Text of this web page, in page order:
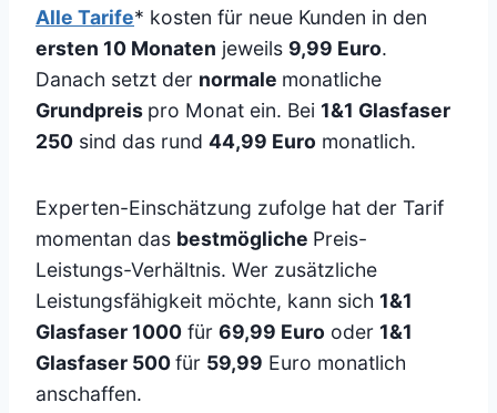
Alle Tarife* kosten für neue Kunden in den
ersten 10 Monaten jeweils 9,99 Euro.
Danach setzt der normale monatliche
Grundpreis pro Monat ein. Bei 1&1 Glasfaser
250 sind das rund 44,99 Euro monatlich.
Experten-Einschätzung zufolge hat der Tarif
momentan das bestmögliche Preis-
Leistungs-Verhältnis. Wer zusätzliche
Leistungsfähigkeit möchte, kann sich 1&1
Glasfaser 1000 für 69,99 Euro oder 1&1
Glasfaser 500für 59,99 Euro monatlich
anschaffen.